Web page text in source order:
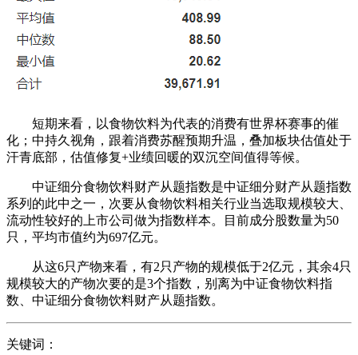
短期来看，以食物饮料为代表的消费有世界杯赛事的催
化；中持久视角，跟着消费苏醒预期升温，叠加板块估值处于
汗青底部，估值修复+业绩回暖的双沉空间值得等候。
中证细分食物饮料财产从题指数是中证细分财产从题指数
系列的此中之一，次要从食物饮料相关行业当选取规模较大、
流动性较好的上市公司做为指数样本。目前成分股数量为50
只，平均市值约为697亿元。
从这6只产物来看，有2只产物的规模低于2亿元，其余4只
规模较大的产物次要的是3个指数，别离为中证食物饮料指
数、中证细分食物饮料财产从题指数。
关键词：